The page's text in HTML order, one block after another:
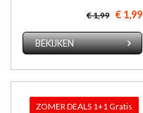
€ 1,99 € 1,99
BEKIJKEN
ZOMER DEALS 1+1 Gratis